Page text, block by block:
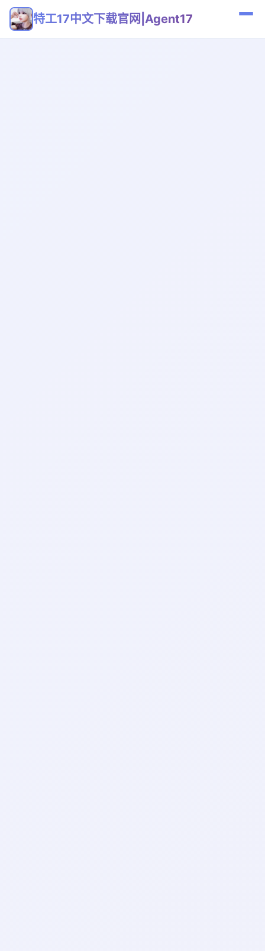
特工17中文下载官网|Agent17